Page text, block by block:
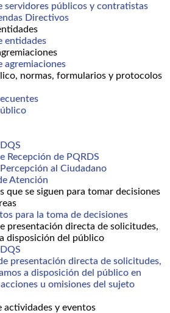
servidores públicos y contratistas
Directivos
entidades
agremiaciones
normas, formularios y protocolos
Recepción de PQRDS
al Ciudadano
Atención
que se siguen para tomar decisiones
para la toma de decisiones
presentación directa de solicitudes,
disposición del público
presentación directa de solicitudes,
a disposición del público en
u omisiones del sujeto
actividades y eventos